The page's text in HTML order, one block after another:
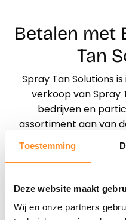
Toestemming
Deze website maakt
Wij en onze partners
Betalen met
Tan
Spray Tan Solutions
verkoop van Spray
bedrijven en
assortiment aan van
service. Onze
parabenen vrij. Naast
kunt